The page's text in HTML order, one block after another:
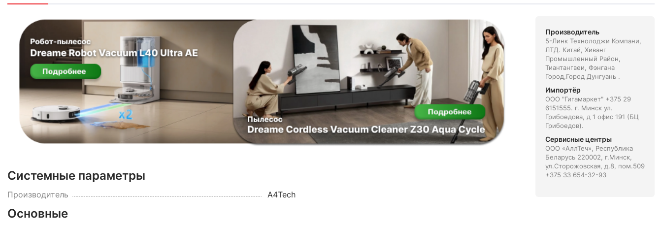
Системные параметры
Производитель A4Tech
Основные
Производитель
5-Линк Технолоджи Компани,
ЛТД. Китай, Xиванг
Промышленный Район,
Тиантангвеи, Фэнгана
Город,Город Дунгуань .
Импортёр
ООО "Гигамаркет" +375 29
6151555. г. Минск ул.
Грибоедова, д 1 офис 191 (БЦ
Грибоедов).
Сервисные центры
ООО «АллТеч», Республика
Беларусь 220002, г.Минск,
ул.Сторожовская, д.8, пом.509
+375 33 654-32-93